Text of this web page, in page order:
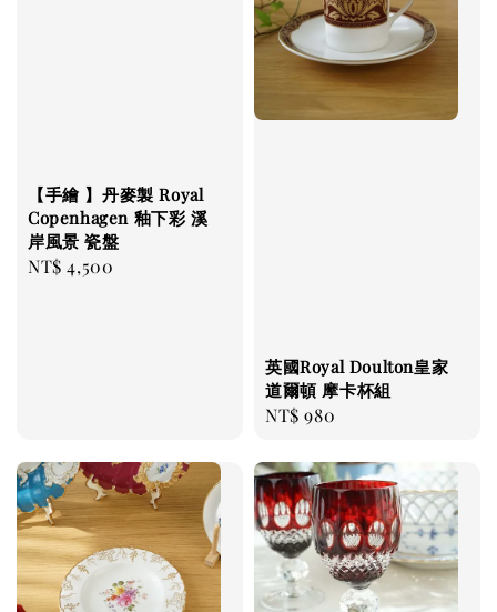
【手繪 】丹麥製 Royal
Copenhagen 釉下彩 溪
岸風景 瓷盤
Regular
NT$ 4,500
英國Royal Doulton皇家
道爾頓 摩卡杯組
Regular
NT$ 980